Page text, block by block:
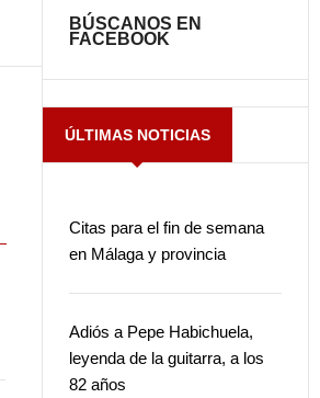
BÚSCANOS EN
FACEBOOK
ÚLTIMAS NOTICIAS
Citas para el fin de semana
en Málaga y provincia
Adiós a Pepe Habichuela,
leyenda de la guitarra, a los
82 años